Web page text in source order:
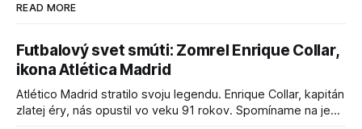
READ MORE
Futbalový svet smúti: Zomrel Enrique Collar,
ikona Atlética Madrid
Atlético Madrid stratilo svoju legendu. Enrique Collar, kapitán
zlatej éry, nás opustil vo veku 91 rokov. Spomíname na jeho